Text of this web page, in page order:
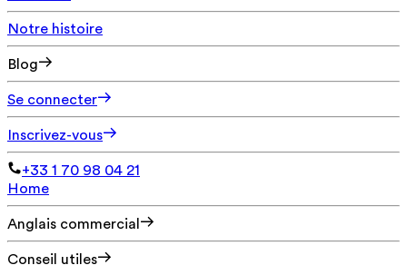
Notre histoire
Blog
Se connecter
Inscrivez-vous
+33 1 70 98 04 21
Home
Anglais commercial
Conseil utiles